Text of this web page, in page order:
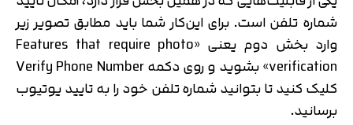
شماره تلفن است. برای این‌کار شما باید مطابق تصویر زیر
وارد بخش دوم یعنی «Features that require photo
verification» بشوید و روی دکمه Verify Phone Number
کلیک کنید تا بتوانید شماره تلفن خود را به تایید یوتیوب
برسانید.